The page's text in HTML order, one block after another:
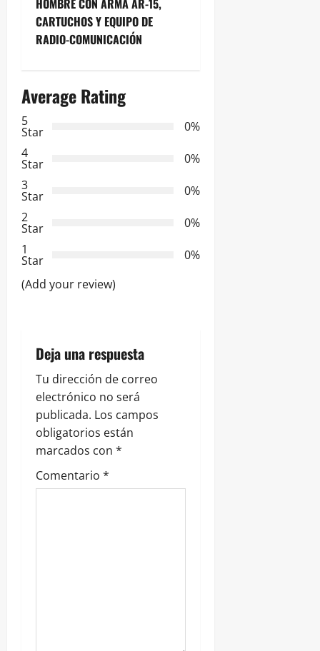
g
a
i
ó
n
d
e
e
n
r
a
d
a
s
HOMBRE CON ARMA AR-15,
CARTUCHOS Y EQUIPO DE
RADIO-COMUNICACIÓN
Average Rating
5
Star
0%
4
Star
0%
3
Star
0%
2
Star
0%
1
Star
0%
(Add your review)
Deja una respuesta
Tu dirección de correo
electrónico no será
publicada. Los campos
obligatorios están
marcados con *
Comentario *